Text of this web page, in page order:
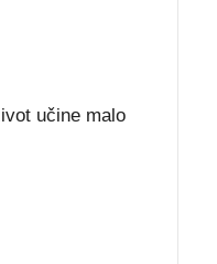
učine malo